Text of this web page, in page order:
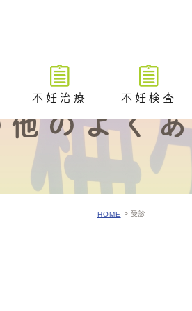
不妊治療
治療トップ
妊治療の解説動画
イミング法
卵障害に対する薬物療法
不妊検査
不妊検査トップ
排卵や卵巣状態を調べる
卵管が通っているかを調
他のよく
HOME 受診